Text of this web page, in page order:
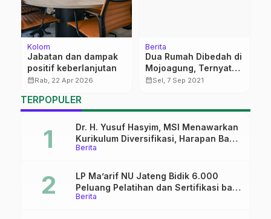
Kolom
Jabatan dan dampak
positif keberlanjutan
calendar_monthRab, 22 Apr 2026
Berita
Dua Rumah Dibedah di
Mojoagung, Ternyata
Ada Campur Tangan
calendar_monthSel, 7 Sep 2021
TERPOPULER
Berita
Dr. H. Yusuf Hasyim, MSI Menawarkan
Kurikulum Diversifikasi, Harapan Baru
dalam dunia pendidikan
Berita
LP Ma’arif NU Jateng Bidik 6.000
Peluang Pelatihan dan Sertifikasi bagi
Lulusan SMK